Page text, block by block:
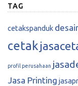
TAG
cetakspanduk
cetak
profil perusahaan
Jasa Printing